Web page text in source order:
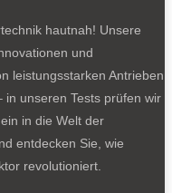
hautnah! Unsere
und
leistungsstarken Antrieben
in unseren Tests prüfen wir
in die Welt der
entdecken Sie, wie
revolutioniert.